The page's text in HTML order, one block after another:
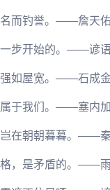
名而钓誉。——詹天
一步开始的。——谚
强如屋宽。——石成
属于我们。——塞内加
岂在朝朝暮暮。——
格，是矛盾的。——